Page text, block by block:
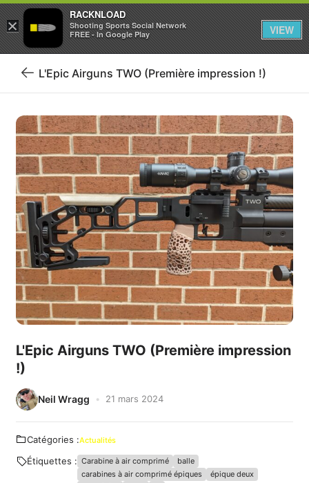
Se connecter S'inscrire
Retour
blog
L'Epic Airguns TWO (Première impression !)
L'Epic Airguns TWO (Première impression
!)
Neil Wragg 21 mars 2024
Catégories :Actualités
Étiquettes : Carabine à air comprimé
balle
carabines à air comprimé épiques
épique deux
×
RACKNLOAD
Shooting Sports Social Network
FREE - In Google Play
VIEW